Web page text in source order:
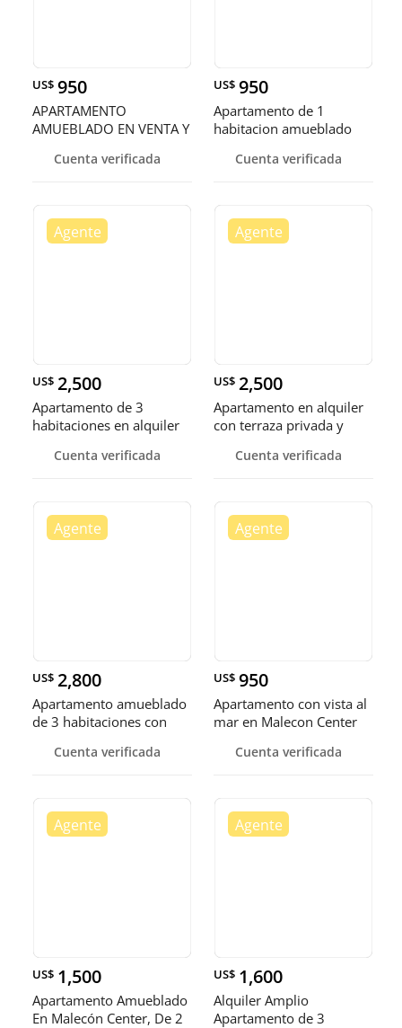
US$ 950
APARTAMENTO
AMUEBLADO EN VENTA Y
Cuenta verificada
US$ 950
Apartamento de 1
habitacion amueblado
Cuenta verificada
US$ 2,500
Apartamento de 3
habitaciones en alquiler
Cuenta verificada
US$ 2,500
Apartamento en alquiler
con terraza privada y
Cuenta verificada
US$ 2,800
Apartamento amueblado
de 3 habitaciones con
Cuenta verificada
US$ 950
Apartamento con vista al
mar en Malecon Center
Cuenta verificada
US$ 1,500
Apartamento Amueblado
En Malecón Center, De 2
US$ 1,600
Alquiler Amplio
Apartamento de 3